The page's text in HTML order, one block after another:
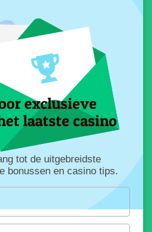
exclusieve
laatste casino
tot de uitgebreidste
bonussen en casino tips.